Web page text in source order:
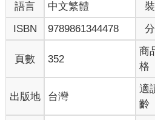
不過去。」
運將大哥雖然三十一歲而已，講話卻
我好奇問著：
「冒昧請教一下，台中房子您買多少
「不到四百萬，附近行情大約是六百
「不到四百萬？就算是無電梯公寓，
地點在以前的台中縣？」
具體成交數字就不寫上了，以免當事
語言 中文繁體
ISBN
9789861344478
頁數 352
商
格
出版地 台灣
適
齡